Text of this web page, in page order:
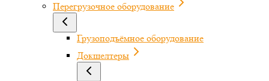
Перегрузочное оборудование
Грузоподъёмное оборудование
Докшелтеры